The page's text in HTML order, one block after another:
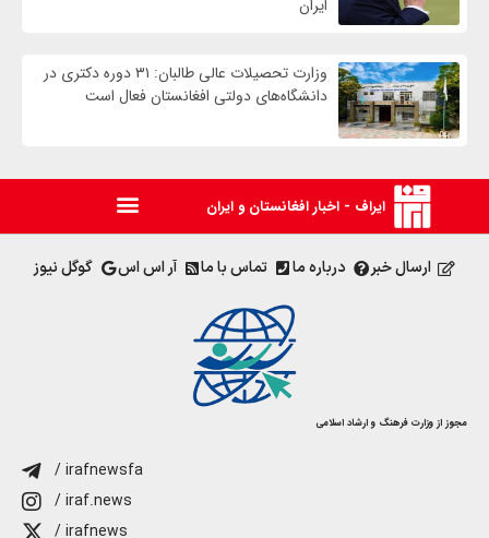
ایران
وزارت تحصیلات عالی طالبان: ۳۱ دوره دکتری در
دانشگاه‌های دولتی افغانستان فعال است
ایراف - اخبار افغانستان و ایران
ارسال خبر درباره ما تماس با ما آر اس اس گوگل نیوز
مجوز از وزارت فرهنگ و ارشاد اسلامی
/ irafnewsfa
/ iraf.news
/ irafnews